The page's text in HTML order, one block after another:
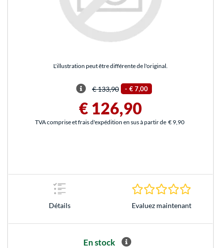
L'illustration peut être différente de l'original.
€ 133,90 - € 7,00
€ 126,90
TVA comprise et frais d'expédition en sus à partir de € 9,90
Détails Evaluez maintenant
En stock